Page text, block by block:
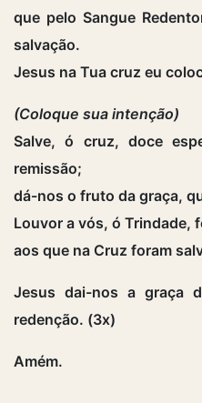
que pelo Sangue
salvação.
Jesus na Tua cruz eu
(Coloque sua intenção)
Salve, ó cruz, doce
remissão;
dá-nos o fruto da graça,
Louvor a vós, ó Trindade,
aos que na Cruz foram
Jesus dai-nos a graça
redenção. (3x)
Amém.